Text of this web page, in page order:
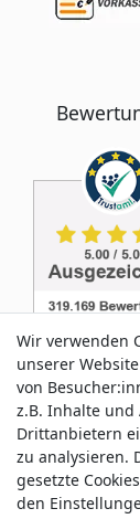
Service
Wir verwenden
unserer
von
z.B. Inhalte und
Drittanbietern
zu analysieren.
gesetzte
den